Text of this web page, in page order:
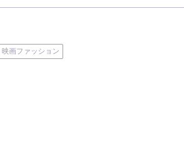
映画ファッション